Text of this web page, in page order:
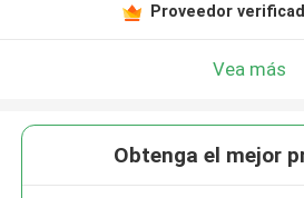
Proveedor
Vea más
Obtenga el mejor